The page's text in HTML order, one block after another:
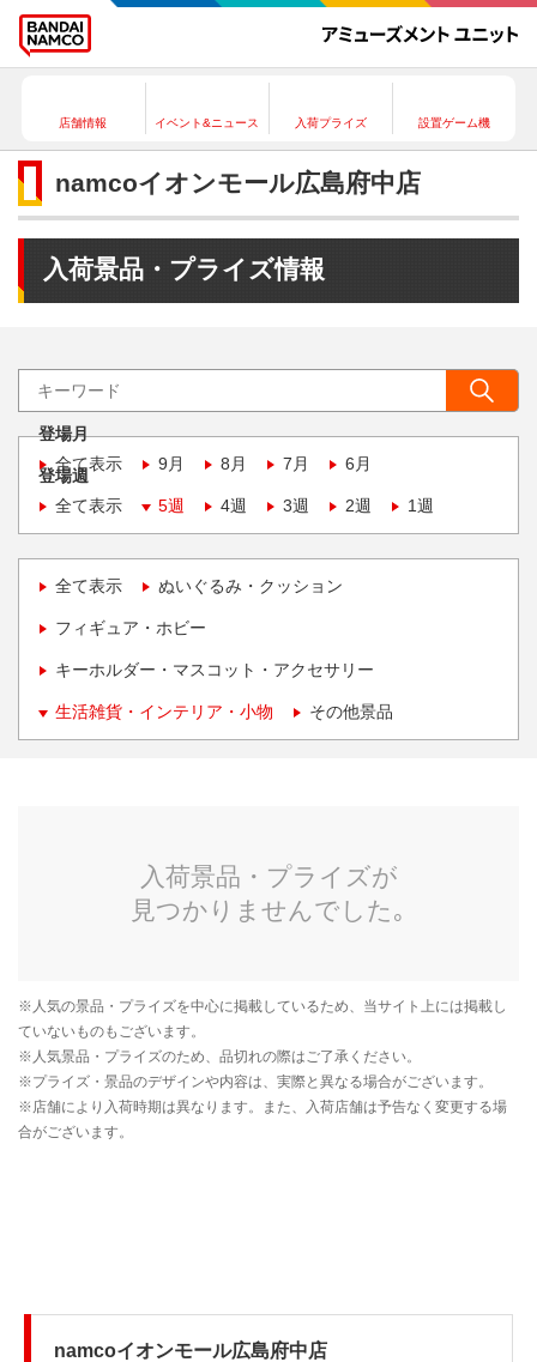
店舗情報 イベント&ニュース 入荷プライズ 設置ゲーム機
namcoイオンモール広島府中店
入荷景品・プライズ情報
登場月
全て表示
9月 8月 7月 6月
登場週
全て表示
5週 4週 3週 2週 1週
全て表示 ぬいぐるみ・クッション
フィギュア・ホビー
キーホルダー・マスコット・アクセサリー
生活雑貨・インテリア・小物 その他景品
namcoイオンモール広島府中店